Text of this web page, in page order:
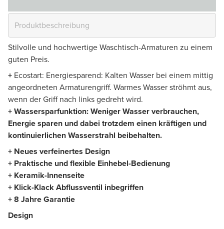
Stilvolle und hochwertige Waschtisch-Armaturen zu einem
guten Preis.
+ Ecostart: Energiesparend: Kalten Wasser bei einem mittig
angeordneten Armaturengriff. Warmes Wasser ströhmt aus,
wenn der Griff nach links gedreht wird.
+ Wassersparfunktion: Weniger Wasser verbrauchen,
Energie sparen und dabei trotzdem einen kräftigen und
kontinuierlichen Wasserstrahl beibehalten.
+ Neues verfeinertes Design
+ Praktische und flexible Einhebel-Bedienung
+ Keramik-Innenseite
+ Klick-Klack Abflussventil inbegriffen
+ 8 Jahre Garantie
Design